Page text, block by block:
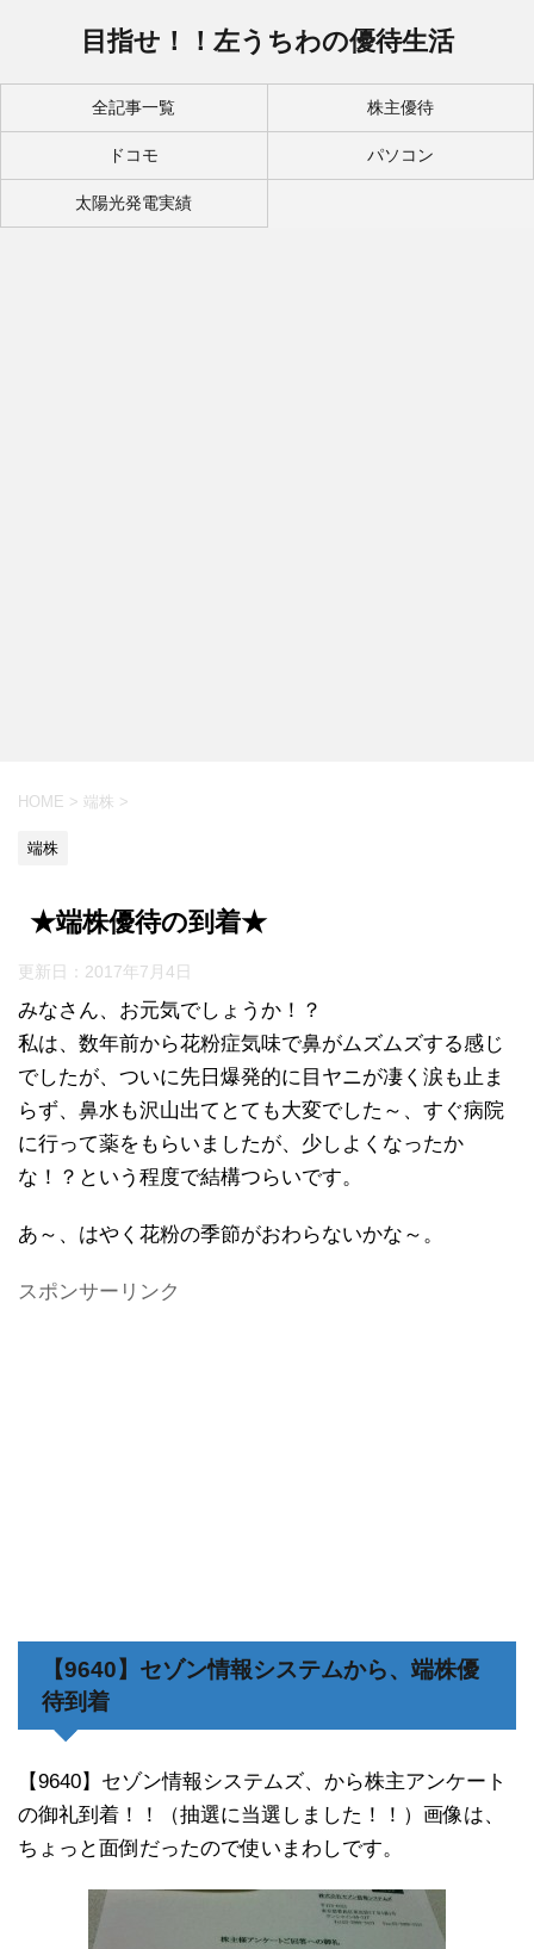
目指せ！！左うちわの優待生活
全記事一覧 株主優待
ドコモ パソコン
太陽光発電実績
HOME > 端株 >
端株
★端株優待の到着★
更新日： 2017年7月4日
みなさん、お元気でしょうか！？
私は、数年前から花粉症気味で鼻がムズムズする感じ
でしたが、ついに先日爆発的に目ヤニが凄く涙も止ま
らず、鼻水も沢山出てとても大変でした～、すぐ病院
に行って薬をもらいましたが、少しよくなったか
な！？という程度で結構つらいです。
あ～、はやく花粉の季節がおわらないかな～。
スポンサーリンク
【9640】セゾン情報システムから、端株優
待到着
【9640】セゾン情報システムズ、から株主アンケート
の御礼到着！！（抽選に当選しました！！）画像は、
ちょっと面倒だったので使いまわしです。